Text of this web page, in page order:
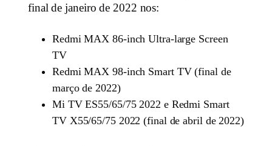
final de janeiro de 2022 nos:
Redmi MAX 86-inch Ultra-large Screen
TV
Redmi MAX 98-inch Smart TV (final de
março de 2022)
Mi TV ES55/65/75 2022 e Redmi Smart
TV X55/65/75 2022 (final de abril de 2022)